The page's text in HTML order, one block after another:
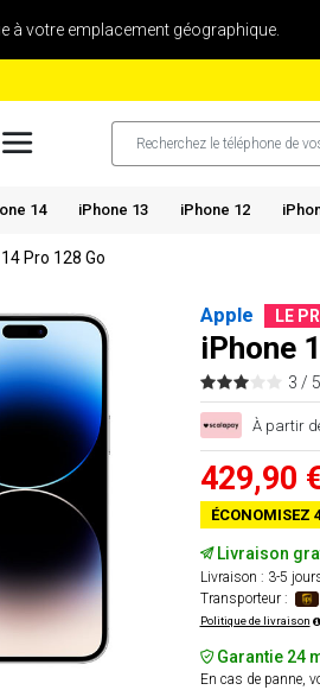
à votre emplacement géographique.
14 iPhone 13 iPhone 12
Pro 128 Go
Apple LE
iPhone
3 / 5
À partir
429,90
ÉCONOMISEZ
Livraison
Livraison : 3-5
Transporteur :
Politique de livraison
Garantie 24
En cas de panne,